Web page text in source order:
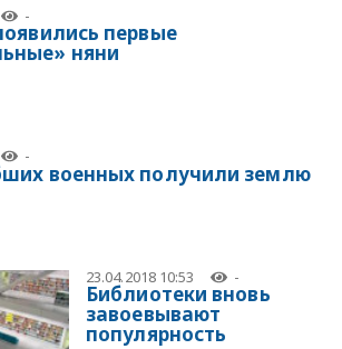
-
первые
няни
-
военных получили землю
23.04.2018 10:53 -
Библиотеки вновь
завоевывают
популярность